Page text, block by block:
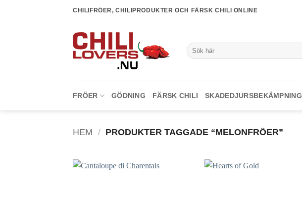
CHILIFRÖER, CHILIPRODUKTER OCH FÄRSK CHILI ONLINE
Sök
efter:
FRÖER GÖDNING FÄRSK CHILI SKADEDJURSBEKÄMPNING
HEM / PRODUKTER TAGGADE “MELONFRÖER”